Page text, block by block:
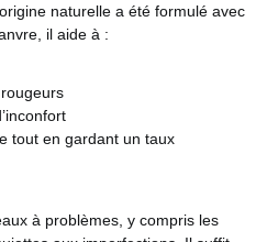
naturelle a été formulé avec
il aide à :
tout en gardant un taux
à problèmes, y compris les